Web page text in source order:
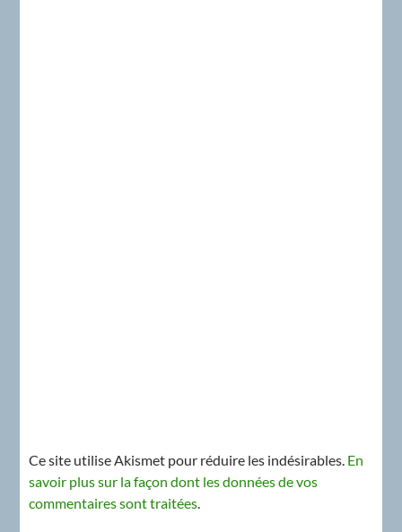
Ce site utilise Akismet pour réduire les indésirables. En
savoir plus sur la façon dont les données de vos
commentaires sont traitées